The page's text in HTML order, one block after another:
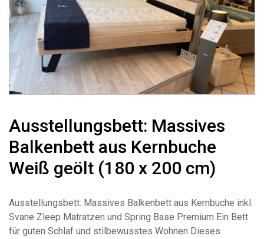
Ausstellungsbett: Massives
Balkenbett aus Kernbuche
Weiß geölt (180 x 200 cm)
Ausstellungsbett: Massives Balkenbett aus Kernbuche inkl.
Svane Zleep Matratzen und Spring Base Premium Ein Bett
für guten Schlaf und stilbewusstes Wohnen Dieses